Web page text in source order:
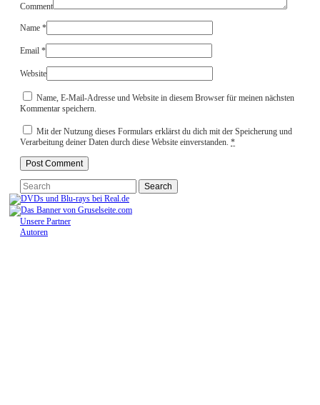
Comment
Name *
Email *
Website
Name, E-Mail-Adresse und Website in diesem Browser für meinen nächsten
Kommentar speichern.
Mit der Nutzung dieses Formulars erklärst du dich mit der Speicherung und
Verarbeitung deiner Daten durch diese Website einverstanden. *
Unsere Partner
Autoren